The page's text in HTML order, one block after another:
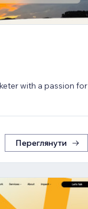
with a passion for
Переглянути